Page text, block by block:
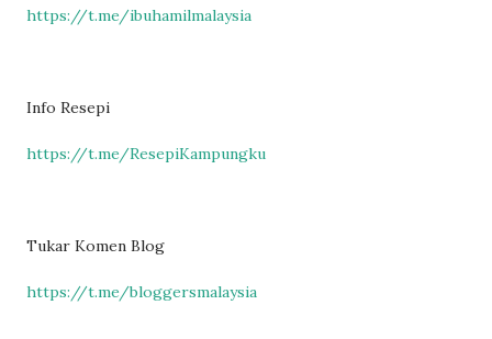
https://t.me/ibuhamilmalaysia
Info Resepi
https://t.me/ResepiKampungku
Tukar Komen Blog
https://t.me/bloggersmalaysia